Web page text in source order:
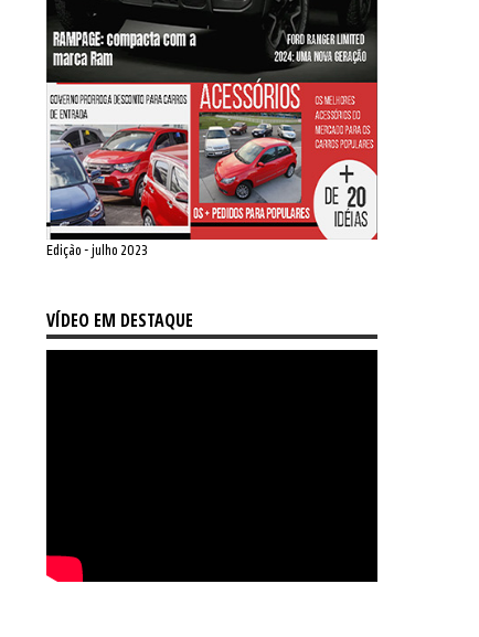
Edição - julho 2023
VÍDEO EM DESTAQUE